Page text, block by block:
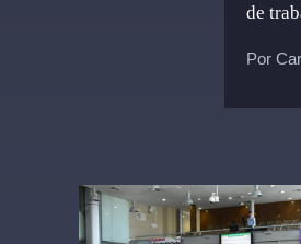
de
Por